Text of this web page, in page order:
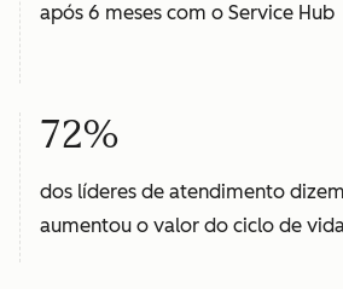
após 6 meses com o Service Hub
72%
dos líderes de atendimento
aumentou o valor do ciclo de